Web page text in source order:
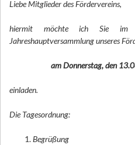
Liebe Mitglieder des Fördervereins,
hiermit möchte ich Sie im
Jahreshauptversammlung unseres
am Donnerstag, den
einladen.
Die Tagesordnung:
Begrüßung